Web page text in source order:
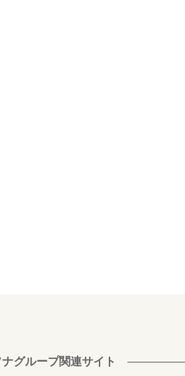
グループ関連サイト